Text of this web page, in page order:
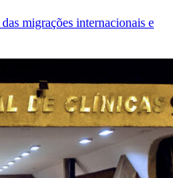
migrações internacionais e